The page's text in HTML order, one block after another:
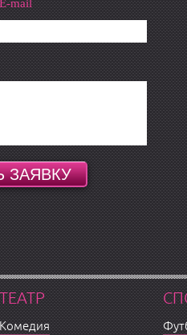
E-mail
ТЕАТР
Комедия